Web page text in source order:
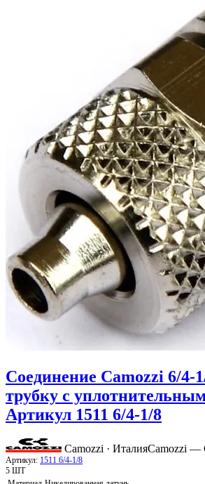
Соединение Camozzi 6/4-
трубку с
Артикул 1511 6/4-1/8
Camozzi · ИталияCamozzi —
Артикул: 1511 6/4-1/8
5 ШТ